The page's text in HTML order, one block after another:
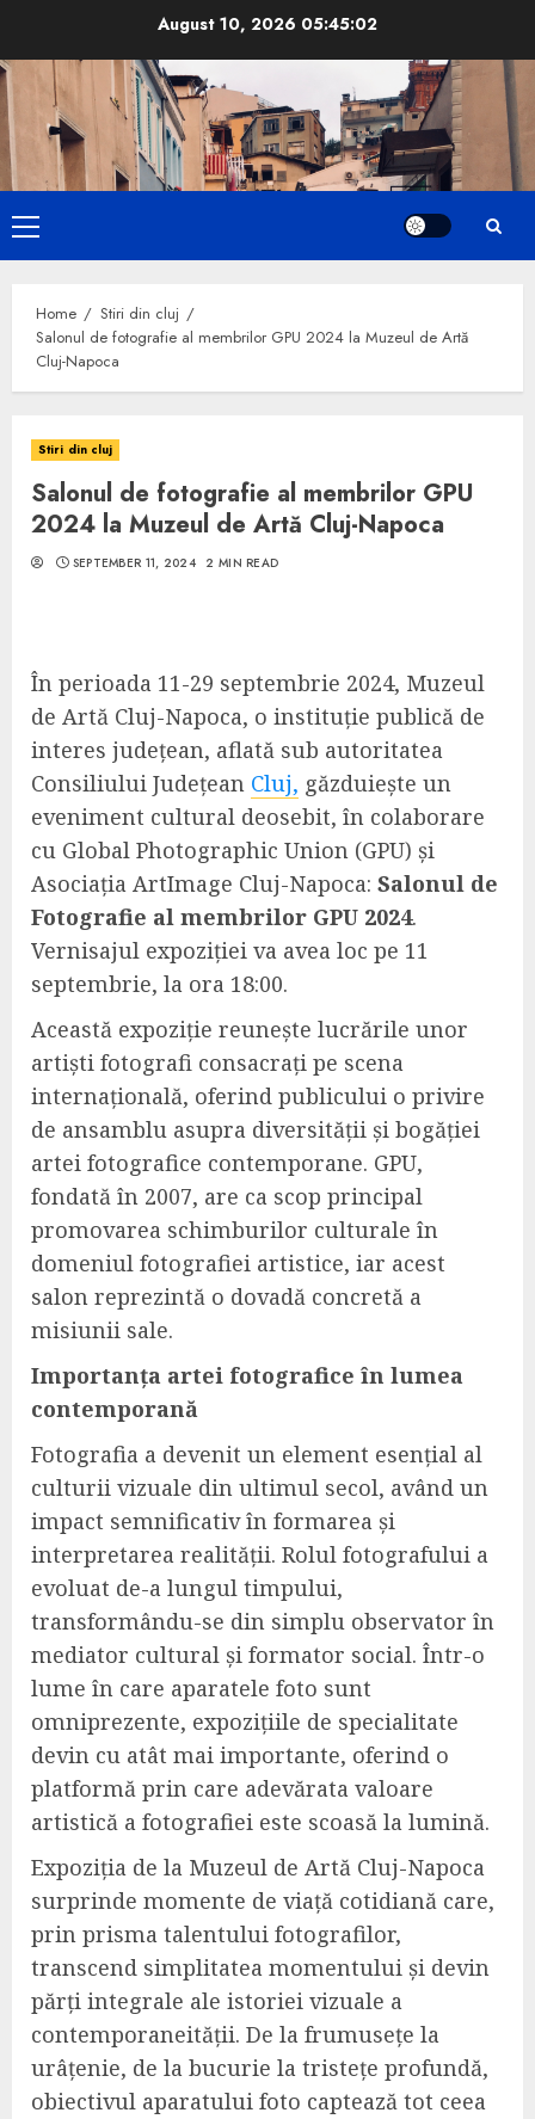
content
August 10, 2026 05:45:03
Primary
Menu
Home
Stiri din cluj
Salonul de fotografie al membrilor GPU 2024 la Muzeul de Artă
Cluj-Napoca
Stiri din cluj
Salonul de fotografie al membrilor GPU
2024 la Muzeul de Artă Cluj-Napoca
SEPTEMBER 11, 2024 2 MIN READ
În perioada 11-29 septembrie 2024, Muzeul
de Artă Cluj-Napoca, o instituție publică de
interes județean, aflată sub autoritatea
Consiliului Județean Cluj, găzduiește un
eveniment cultural deosebit, în colaborare
cu Global Photographic Union (GPU) și
Asociația ArtImage Cluj-Napoca: Salonul de
Fotografie al membrilor GPU 2024.
Vernisajul expoziției va avea loc pe 11
septembrie, la ora 18:00.
Această expoziție reunește lucrările unor
artiști fotografi consacrați pe scena
internațională, oferind publicului o privire
de ansamblu asupra diversității și bogăției
artei fotografice contemporane. GPU,
fondată în 2007, are ca scop principal
promovarea schimburilor culturale în
domeniul fotografiei artistice, iar acest
salon reprezintă o dovadă concretă a
misiunii sale.
Importanța artei fotografice în lumea
contemporană
Fotografia a devenit un element esențial al
culturii vizuale din ultimul secol, având un
impact semnificativ în formarea și
interpretarea realității. Rolul fotografului a
evoluat de-a lungul timpului,
transformându-se din simplu observator în
mediator cultural și formator social. Într-o
lume în care aparatele foto sunt
omniprezente, expozițiile de specialitate
devin cu atât mai importante, oferind o
platformă prin care adevărata valoare
artistică a fotografiei este scoasă la lumină.
Expoziția de la Muzeul de Artă Cluj-Napoca
surprinde momente de viață cotidiană care,
prin prisma talentului fotografilor,
transcend simplitatea momentului și devin
părți integrale ale istoriei vizuale a
contemporaneității. De la frumusețe la
urâțenie, de la bucurie la tristețe profundă,
obiectivul aparatului foto captează tot ceea